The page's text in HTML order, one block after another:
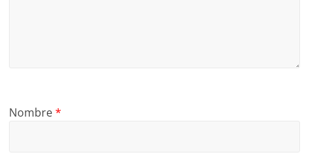
Nombre*